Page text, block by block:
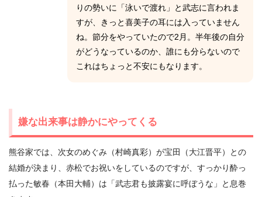
りの勢いに「泳いで渡れ」と武志に言われま
すが、きっと喜美子の耳には入っていません
ね。節分をやっていたので2月。半年後の自分
がどうなっているのか、誰にも分らないので
これはちょっと不安にもなります。
嫌な出来事は静かにやってくる
熊谷家では、次女のめぐみ（村崎真彩）が宝田（大江晋平）との
結婚が決まり、赤松でお祝いをしているのですが、すっかり酔っ
払った敏春（本田大輔）は「武志君も披露宴に呼ぼうな」と息巻